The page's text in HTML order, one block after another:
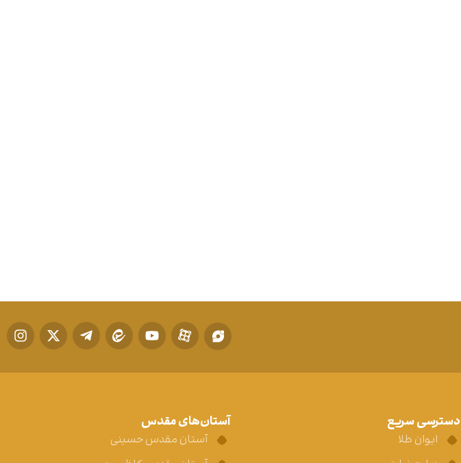
دسترسی سریع
ایوان طلا
آستان‌های مقدس
آستان مقدس حسینی